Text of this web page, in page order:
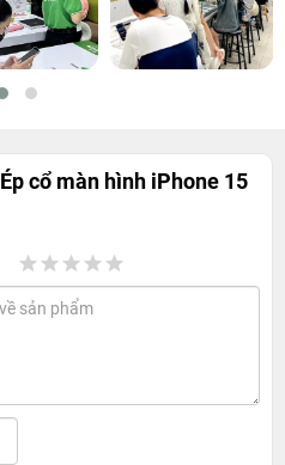
Ép cổ màn hình iPhone 15